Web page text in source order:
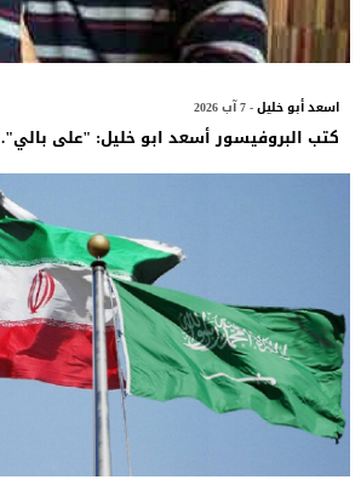
اسعد أبو خليل- 7 آب 2026
كتب البروفيسور أسعد ابو خليل: "على بالي".